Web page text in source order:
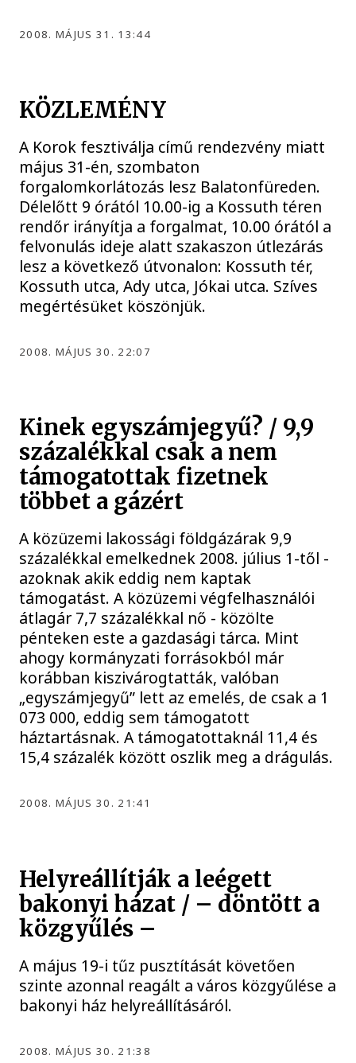
2008. MÁJUS 31. 13:44
KÖZLEMÉNY
A Korok fesztiválja című rendezvény miatt
május 31-én, szombaton
forgalomkorlátozás lesz Balatonfüreden.
Délelőtt 9 órától 10.00-ig a Kossuth téren
rendőr irányítja a forgalmat, 10.00 órától a
felvonulás ideje alatt szakaszon útlezárás
lesz a következő útvonalon: Kossuth tér,
Kossuth utca, Ady utca, Jókai utca. Szíves
megértésüket köszönjük.
2008. MÁJUS 30. 22:07
Kinek egyszámjegyű? / 9,9
százalékkal csak a nem
támogatottak fizetnek
többet a gázért
A közüzemi lakossági földgázárak 9,9
százalékkal emelkednek 2008. július 1-től -
azoknak akik eddig nem kaptak
támogatást. A közüzemi végfelhasználói
átlagár 7,7 százalékkal nő - közölte
pénteken este a gazdasági tárca. Mint
ahogy kormányzati forrásokból már
korábban kiszivárogtatták, valóban
„egyszámjegyű” lett az emelés, de csak a 1
073 000, eddig sem támogatott
háztartásnak. A támogatottaknál 11,4 és
15,4 százalék között oszlik meg a drágulás.
2008. MÁJUS 30. 21:41
Helyreállítják a leégett
bakonyi házat / – döntött a
közgyűlés –
A május 19-i tűz pusztítását követően
szinte azonnal reagált a város közgyűlése a
bakonyi ház helyreállításáról.
2008. MÁJUS 30. 21:38